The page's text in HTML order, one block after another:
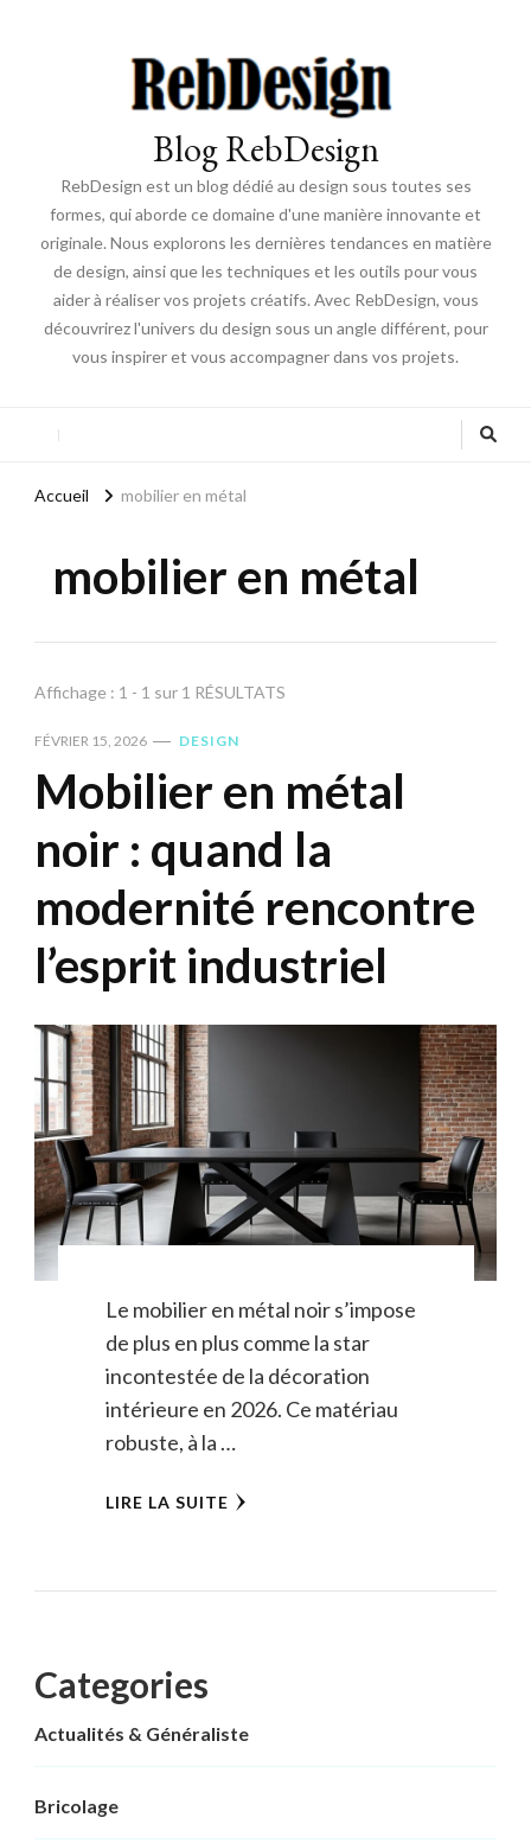
Blog RebDesign
RebDesign est un blog dédié au design sous toutes ses
formes, qui aborde ce domaine d'une manière innovante et
originale. Nous explorons les dernières tendances en matière
de design, ainsi que les techniques et les outils pour vous
aider à réaliser vos projets créatifs. Avec RebDesign, vous
découvrirez l'univers du design sous un angle différent, pour
vous inspirer et vous accompagner dans vos projets.
Accueil mobilier en métal
mobilier en métal
Affichage : 1 - 1 sur 1 RÉSULTATS
FÉVRIER 15, 2026 DESIGN
Mobilier en métal
noir : quand la
modernité rencontre
l’esprit industriel
Le mobilier en métal noir s’impose
de plus en plus comme la star
incontestée de la décoration
intérieure en 2026. Ce matériau
robuste, à la …
LIRE LA SUITE
Categories
Actualités & Généraliste
Bricolage